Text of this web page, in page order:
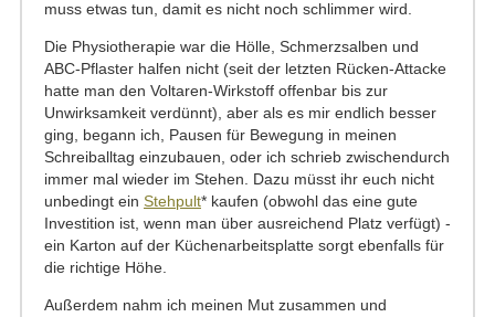
muss etwas tun, damit es nicht noch schlimmer wird.
Die Physiotherapie war die Hölle, Schmerzsalben und
ABC-Pflaster halfen nicht (seit der letzten Rücken-Attacke
hatte man den Voltaren-Wirkstoff offenbar bis zur
Unwirksamkeit verdünnt), aber als es mir endlich besser
ging, begann ich, Pausen für Bewegung in meinen
Schreiballtag einzubauen, oder ich schrieb zwischendurch
immer mal wieder im Stehen. Dazu müsst ihr euch nicht
unbedingt ein Stehpult* kaufen (obwohl das eine gute
Investition ist, wenn man über ausreichend Platz verfügt) -
ein Karton auf der Küchenarbeitsplatte sorgt ebenfalls für
die richtige Höhe.
Außerdem nahm ich meinen Mut zusammen und